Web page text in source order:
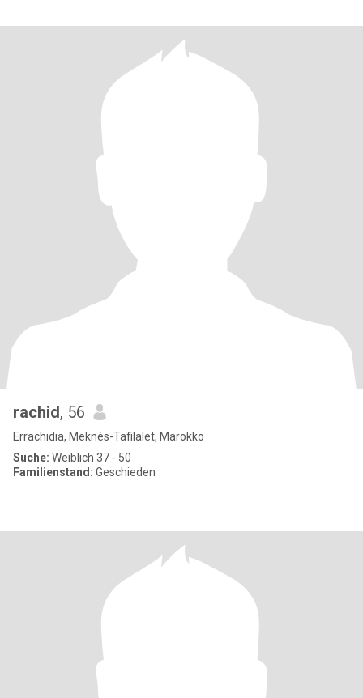
rachid, 56
Errachidia, Meknès-Tafilalet, Marokko
Suche: Weiblich 37 - 50
Familienstand: Geschieden